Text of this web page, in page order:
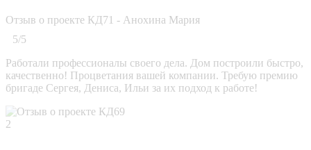
Отзыв о проекте КД71 - Анохина Мария
5/5
Работали профессионалы своего дела. Дом построили быстро,
качественно! Процветания вашей компании. Требую премию
бригаде Сергея, Дениса, Ильи за их подход к работе!
2